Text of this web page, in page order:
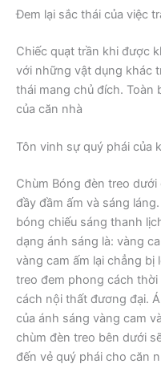
Đem lại sắc thái của việc
Chiếc quạt trần khi được
với những vật dụng khác
thái mang chủ đích. Toàn
của căn nhà
Tôn vinh sự quý phái của
Chùm Bóng đèn treo
đầy đầm ấm và sáng
bóng chiếu sáng thanh
dạng ánh sáng là: vàng
vàng cam ấm lại chẳng bị
treo đem phong cách
cách nội thất đương đại.
của ánh sáng vàng cam
chùm đèn treo bên dưới
đến vẻ quý phái cho căn